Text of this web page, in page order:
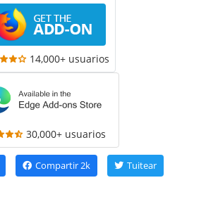
14,000+ usuarios
30,000+ usuarios
Compartir2k Tuitear